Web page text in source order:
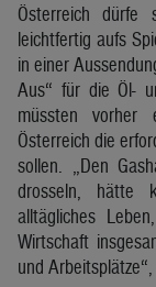
Österreich dürfe
leichtfertig aufs
in einer
Aus“ für die Öl-
müssten
Österreich die
sollen. „Den
drosseln, hätte
alltägliches
Wirtschaft
und